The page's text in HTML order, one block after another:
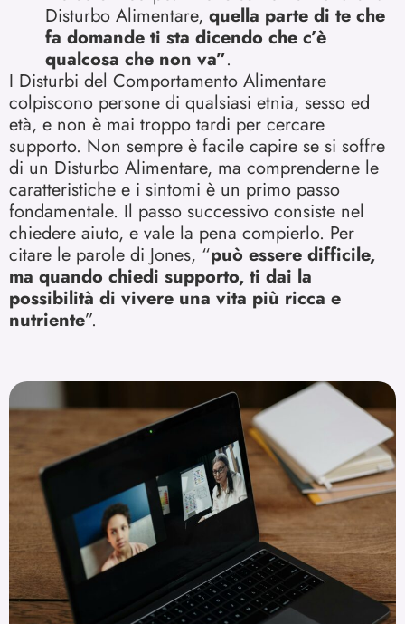
Disturbo Alimentare, quella parte di te che
fa domande ti sta dicendo che c’è
qualcosa che non va”.
I Disturbi del Comportamento Alimentare
colpiscono persone di qualsiasi etnia, sesso ed
età, e non è mai troppo tardi per cercare
supporto. Non sempre è facile capire se si soffre
di un Disturbo Alimentare, ma comprenderne le
caratteristiche e i sintomi è un primo passo
fondamentale. Il passo successivo consiste nel
chiedere aiuto, e vale la pena compierlo. Per
citare le parole di Jones, “può essere difficile,
ma quando chiedi supporto, ti dai la
possibilità di vivere una vita più ricca e
nutriente”.